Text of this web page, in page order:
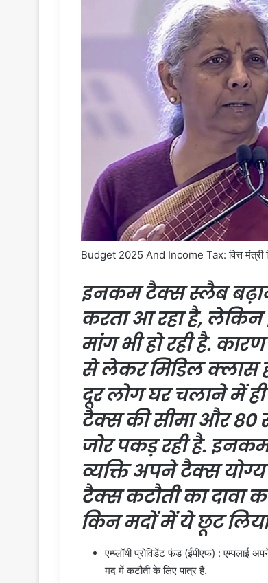
Budget 2025 And Income Tax: वित्त मंत्री
इनकम टैक्स स्लैब
करता आ रहा है, लेकिन
मांग भी हो रही है.
से लेकर मिडिल क्लास
दूर लोग घर चलाने में
टैक्स की सीमा और 80
जोर पकड़ रही है.
व्यक्ति अपने टैक्स
टैक्स कटौती का
किन मदों में ये छूट
एम्प्लॉयी प्रोविडेंट फंड (ईपीएफ) :
मद में कटौती के लिए पात्र हैं.